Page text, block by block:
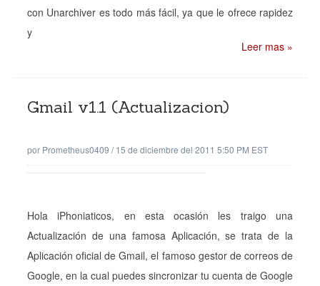
con Unarchiver es todo más fácil, ya que le ofrece rapidez
y
Leer mas »
Gmail v1.1 (Actualizacion)
por Prometheus0409 /15 de diciembre del 2011 5:50 PM EST
Hola iPhoniaticos, en esta ocasión les traigo una
Actualización de una famosa Aplicación, se trata de la
Aplicación oficial de Gmail, el famoso gestor de correos de
Google, en la cual puedes sincronizar tu cuenta de Google